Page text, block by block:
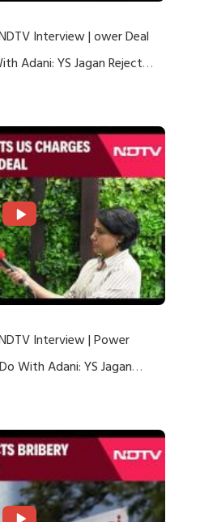
Interview | ower Deal
Adani: YS Jagan Rejects
Interview | Power
With Adani: YS Jagan